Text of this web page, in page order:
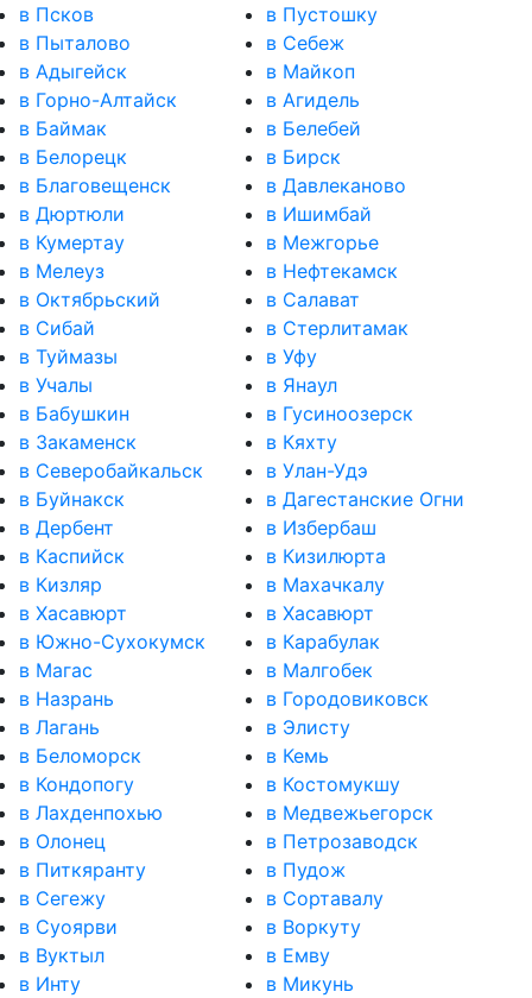
в Псков
в Пустошку
в Пыталово
в Себеж
в Адыгейск
в Майкоп
в Горно-Алтайск
в Агидель
в Баймак
в Белебей
в Белорецк
в Бирск
в Благовещенск
в Давлеканово
в Дюртюли
в Ишимбай
в Кумертау
в Межгорье
в Мелеуз
в Нефтекамск
в Октябрьский
в Салават
в Сибай
в Стерлитамак
в Туймазы
в Уфу
в Учалы
в Янаул
в Бабушкин
в Гусиноозерск
в Закаменск
в Кяхту
в Северобайкальск
в Улан-Удэ
в Буйнакск
в Дагестанские Огни
в Дербент
в Избербаш
в Каспийск
в Кизилюрта
в Кизляр
в Махачкалу
в Хасавюрт
в Хасавюрт
в Южно-Сухокумск
в Карабулак
в Магас
в Малгобек
в Назрань
в Городовиковск
в Лагань
в Элисту
в Беломорск
в Кемь
в Кондопогу
в Костомукшу
в Лахденпохью
в Медвежьегорск
в Олонец
в Петрозаводск
в Питкяранту
в Пудож
в Сегежу
в Сортавалу
в Суоярви
в Воркуту
в Вуктыл
в Емву
в Инту
в Микунь